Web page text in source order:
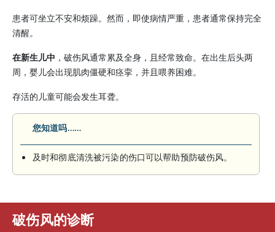
患者可坐立不安和烦躁。然而，即使病情严重，患者通常保持完全
清醒。
在新生儿中 ，破伤风通常累及全身，且经常致命。在出生后头两
周，婴儿会出现肌肉僵硬和痉挛，并且喂养困难。
存活的儿童可能会发生耳聋。
您知道吗……
及时和彻底清洗被污染的伤口可以帮助预防破伤风。
破伤风的诊断